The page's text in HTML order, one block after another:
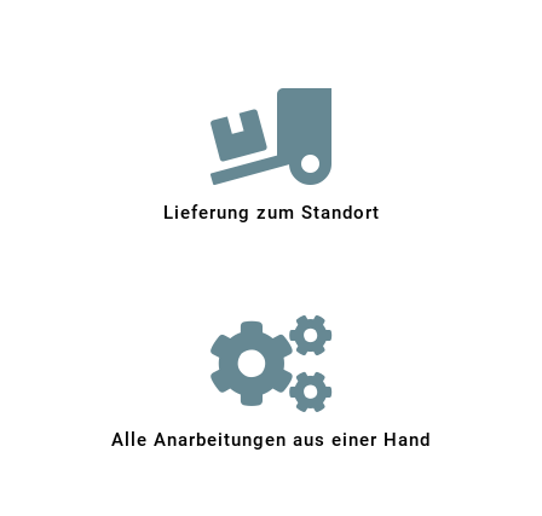
Lieferung zum Standort
Alle Anarbeitungen aus einer Hand